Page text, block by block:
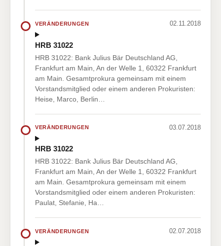
VERÄNDERUNGEN 02.11.2018
HRB 31022
HRB 31022: Bank Julius Bär Deutschland AG,
Frankfurt am Main, An der Welle 1, 60322 Frankfurt
am Main. Gesamtprokura gemeinsam mit einem
Vorstandsmitglied oder einem anderen Prokuristen:
Heise, Marco, Berlin…
VERÄNDERUNGEN 03.07.2018
HRB 31022
HRB 31022: Bank Julius Bär Deutschland AG,
Frankfurt am Main, An der Welle 1, 60322 Frankfurt
am Main. Gesamtprokura gemeinsam mit einem
Vorstandsmitglied oder einem anderen Prokuristen:
Paulat, Stefanie, Ha…
VERÄNDERUNGEN 02.07.2018